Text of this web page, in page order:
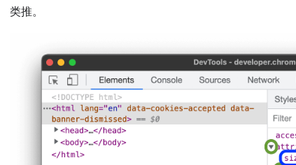
类推。